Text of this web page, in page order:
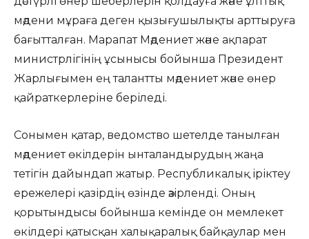
мәдени мұраға деген қызығушылықты арттыруға
бағытталған. Марапат Мәдениет және ақпарат
министрлігінің ұсынысы бойынша Президент
Жарлығымен ең талантты мәдениет және өнер
қайраткерлеріне беріледі.
Сонымен қатар, ведомство шетелде танылған
мәдениет өкілдерін ынталандырудың жаңа
тетігін дайындап жатыр. Республикалық іріктеу
ережелері қазірдің өзінде әзірленді. Оның
қорытындысы бойынша кемінде он мемлекет
өкілдері қатысқан халықаралық байқаулар мен